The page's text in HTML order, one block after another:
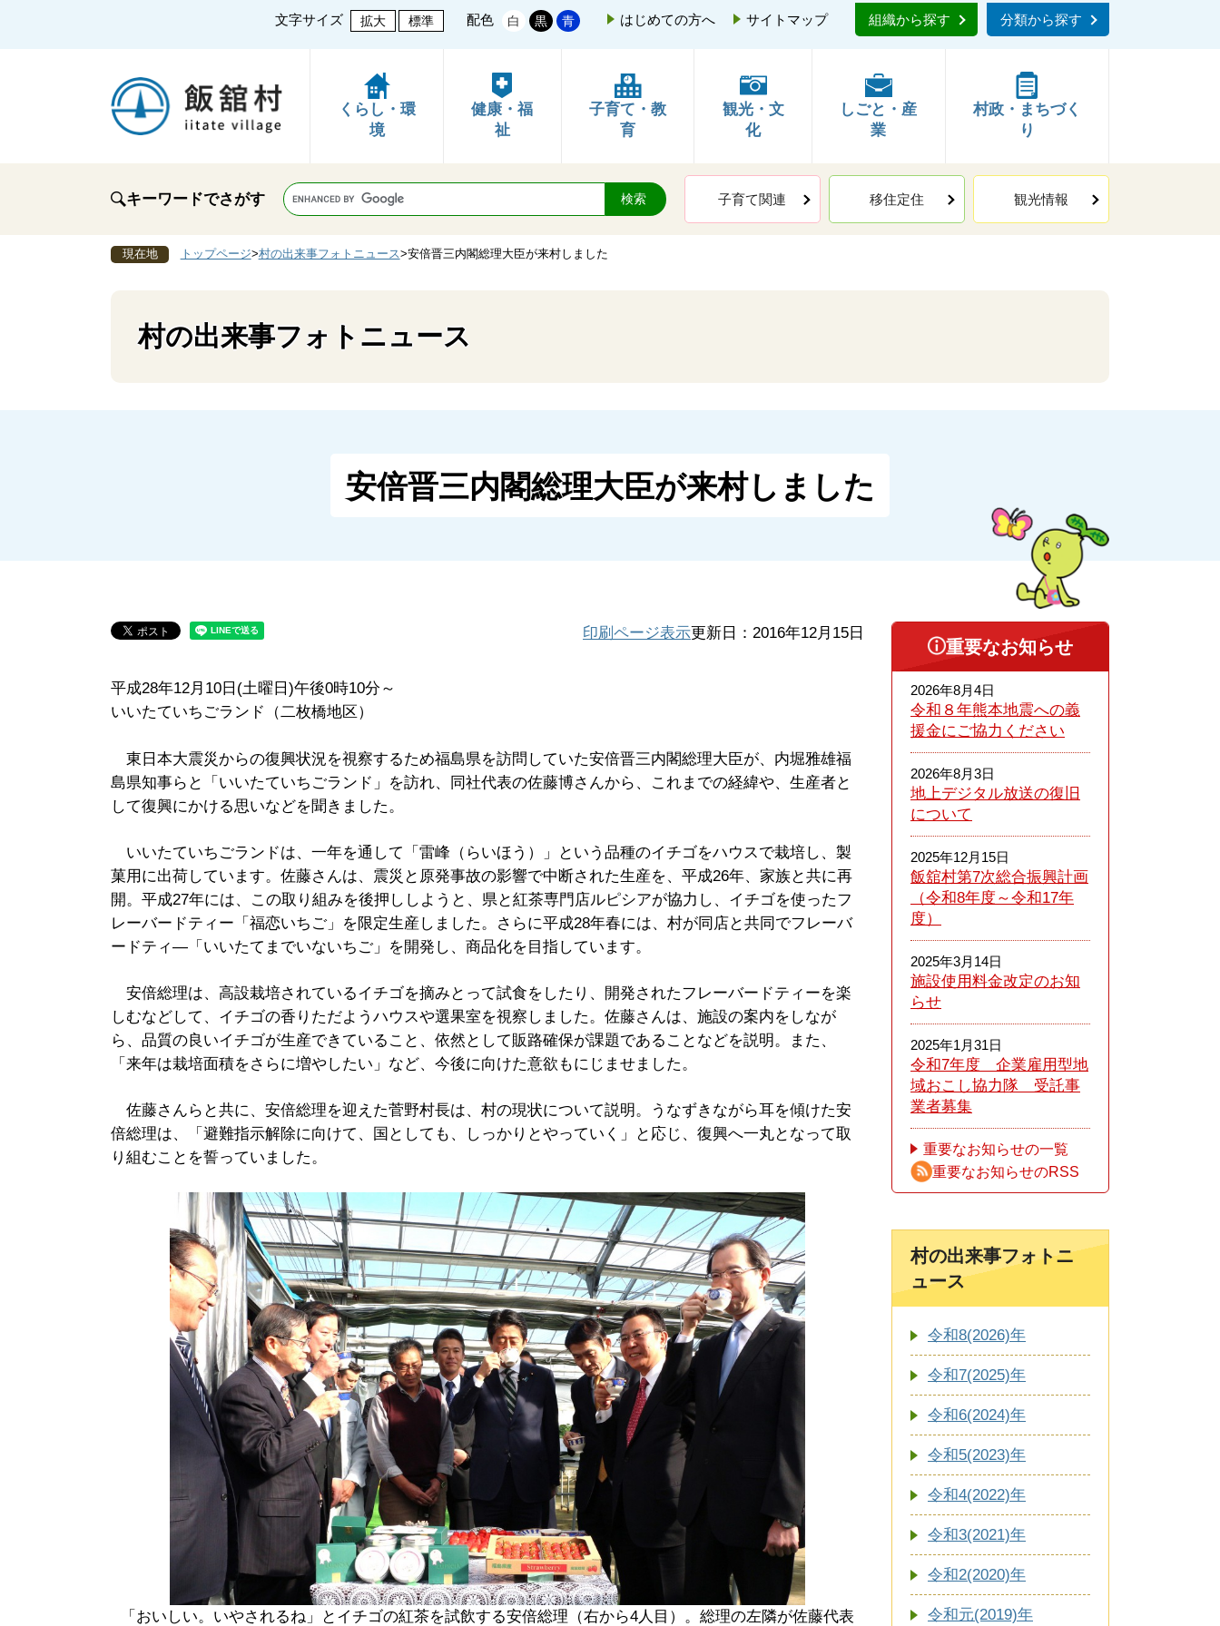
文字サイズ 拡大 標準 配色 白 黒 青 はじめての方へ サイトマップ 組織から探す 分類から探す
くらし・環
境
健康・福
祉
子育て・教
育
観光・文
化
しごと・産
業
村政・まちづく
り
キーワードでさがす 子育て関連 移住定住 観光情報
現在地 トップページ>村の出来事フォトニュース>安倍晋三内閣総理大臣が来村しました
村の出来事フォトニュース
安倍晋三内閣総理大臣が来村しました
印刷ページ表示更新日：2016年12月15日
平成28年12月10日(土曜日)午後0時10分～
いいたていちごランド（二枚橋地区）
東日本大震災からの復興状況を視察するため福島県を訪問していた安倍晋三内閣総理大臣が、内堀雅雄福
島県知事らと「いいたていちごランド」を訪れ、同社代表の佐藤博さんから、これまでの経緯や、生産者と
して復興にかける思いなどを聞きました。
いいたていちごランドは、一年を通して「雷峰（らいほう）」という品種のイチゴをハウスで栽培し、製
菓用に出荷しています。佐藤さんは、震災と原発事故の影響で中断された生産を、平成26年、家族と共に再
開。平成27年には、この取り組みを後押ししようと、県と紅茶専門店ルピシアが協力し、イチゴを使ったフ
レーバードティー「福恋いちご」を限定生産しました。さらに平成28年春には、村が同店と共同でフレーバ
ードティ―「いいたてまでいないちご」を開発し、商品化を目指しています。
安倍総理は、高設栽培されているイチゴを摘みとって試食をしたり、開発されたフレーバードティーを楽
しむなどして、イチゴの香りただようハウスや選果室を視察しました。佐藤さんは、施設の案内をしなが
ら、品質の良いイチゴが生産できていること、依然として販路確保が課題であることなどを説明。また、
「来年は栽培面積をさらに増やしたい」など、今後に向けた意欲もにじませました。
佐藤さんらと共に、安倍総理を迎えた菅野村長は、村の現状について説明。うなずきながら耳を傾けた安
倍総理は、「避難指示解除に向けて、国としても、しっかりとやっていく」と応じ、復興へ一丸となって取
り組むことを誓っていました。
「おいしい。いやされるね」とイチゴの紅茶を試飲する安倍総理（右から4人目）。総理の左隣が佐藤代表
重要なお知らせ
2026年8月4日
令和８年熊本​地震への義
援金にご協力ください
2026年8月3日
地上デジタル放送の復旧
について
2025年12月15日
飯舘村第7次総合振興計画
（令和8年度～令和17年
度）
2025年3月14日
施設使用料金改定のお知
らせ
2025年1月31日
令和7年度 企業雇用型地
域おこし協力隊 受託事
業者募集
重要なお知らせの一覧
重要なお知らせのRSS
村の出来事フォトニ
ュース
令和8(2026)年
令和7(2025)年
令和6(2024)年
令和5(2023)年
令和4(2022)年
令和3(2021)年
令和2(2020)年
令和元(2019)年